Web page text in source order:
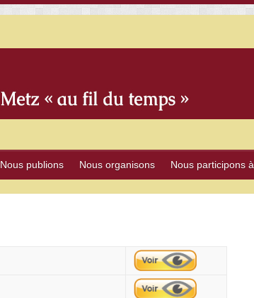
Nous publions Nous organisons Nous participons à